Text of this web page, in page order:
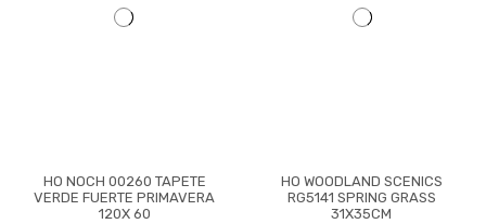
HO NOCH 00260 TAPETE
VERDE FUERTE PRIMAVERA
120X 60
HO WOODLAND SCENICS
RG5141 SPRING GRASS
31X35CM